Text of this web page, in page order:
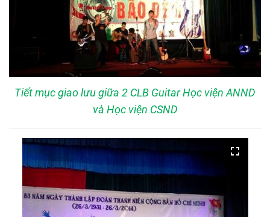
Tiết mục giao lưu giữa 2 CLB Guitar Học viện ANND
và Học viện CSND